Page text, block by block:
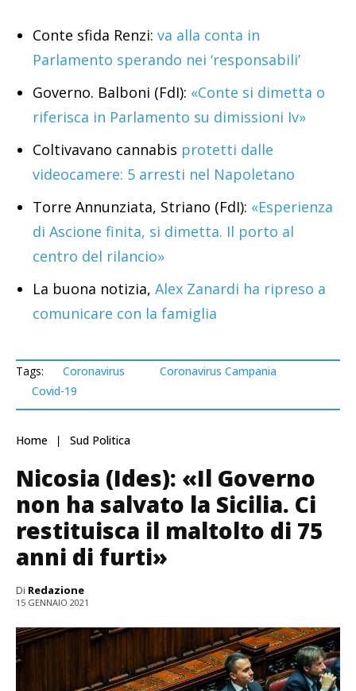
Conte sfida Renzi: va alla conta in
Parlamento sperando nei ‘responsabili’
Governo. Balboni (FdI): «Conte si dimetta o
riferisca in Parlamento su dimissioni Iv»
Coltivavano cannabis protetti dalle
videocamere: 5 arresti nel Napoletano
Torre Annunziata, Striano (FdI): «Esperienza
di Ascione finita, si dimetta. Il porto al
centro del rilancio»
La buona notizia, Alex Zanardi ha ripreso a
comunicare con la famiglia
Tags: Coronavirus
Coronavirus Campania
Covid-19
Home Sud Politica
Nicosia (Ides): «Il Governo
non ha salvato la Sicilia. Ci
restituisca il maltolto di 75
anni di furti»
Di Redazione
15 GENNAIO 2021